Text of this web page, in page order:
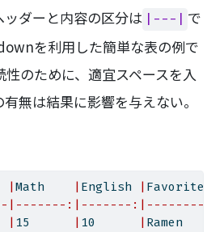
ダーと内容の区分は
|---|
で
を利用した簡単な表の例で
のために、適宜スペースを入
無は結果に影響を与えない。
Math English
Favorite
|-------:|-------
15 10